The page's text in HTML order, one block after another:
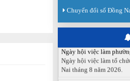
Chuyển đổi số Đồng
Đồng...
Báo cáo kết quả tổ
ngày 03 tháng 08 năm
Ngày hội việc làm
Ngày hội việc làm tổ
Nai tháng 8 năm 2026.